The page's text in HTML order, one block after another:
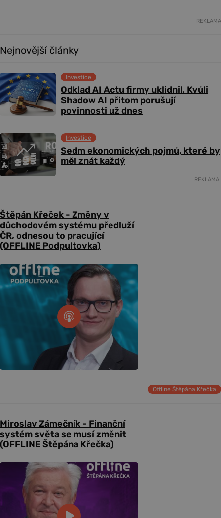
REKLAMA
Nejnovější články
Odklad AI Actu firmy uklidnil. Kvůli
Shadow AI přitom porušují
povinnosti už dnes
Investice
Sedm ekonomických pojmů, které by
měl znát každý
Investice
REKLAMA
Štěpán Křeček - Změny v
důchodovém systému předluží
ČR, odnesou to pracující
(OFFLINE Podpultovka)
Offline Štěpána Křečka
Miroslav Zámečník - Finanční
systém světa se musí změnit
(OFFLINE Štěpána Křečka)